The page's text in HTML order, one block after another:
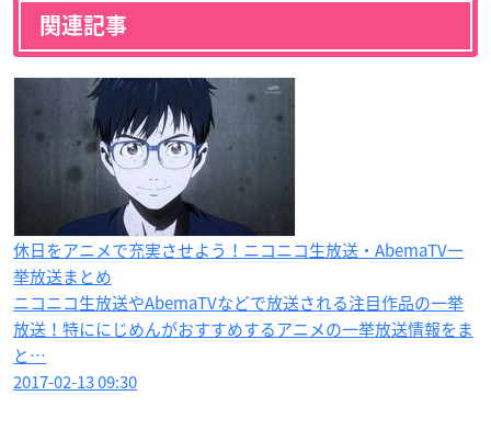
関連記事
休日をアニメで充実させよう！ニコニコ生放送・AbemaTV一
挙放送まとめ
ニコニコ生放送やAbemaTVなどで放送される注目作品の一挙
放送！特ににじめんがおすすめするアニメの一挙放送情報をま
と…
2017-02-13 09:30